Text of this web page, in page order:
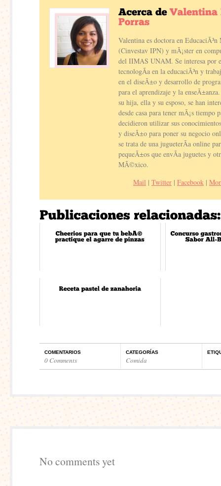
Valentina es doctora en EducaciÃ³n
(Cinvestav IPN) y mÃ¡ster en
del IIMAS UNAM. Se interesa por
tecnologÃ­a en la educaciÃ³n y
en el diseÃ±o y desarrollo de
para el aprendizaje y la
su hija, ella y su esposo, se han
desde casa para tener mÃ¡s tiempo
decidieron utilizar sus
y diseÃ±o para poner su negocio
se trata de una jugueterÃ­a online
pequeÃ±os que envÃ­a juguetes y
MÃ©xico.
Mail | Twitter | Facebook |
COMENTARIOS
0 Comments
CATEGORÍAS
Comida
No comments yet